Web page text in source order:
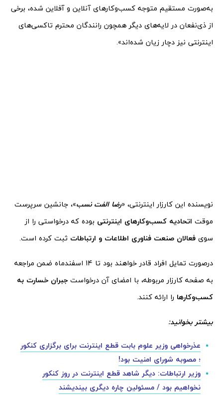
به‌صورت مستقیم متوجه کسب‌وکارهای آنلاین و آفلاین شده، برخی
از ذی‌نفعان در لایه‌های دیگر همچون رانندگان محترم تاکسی‌های
اینترنتی نیز دچار زیان شده‌اند».
نویسنده این کارزار اینترنتی، «رضا الفت نسب»، جانشین سرپرست
موقت اتحادیه کسب‌وکارهای اینترنتی بوده که درخواستی را از
سوی فعالان صنعت فناوری اطلاعات و ارتباطات ثبت کرده است.
درصورت تمایل افراد قادر خواهند بود تا 14 اسفند‌ماه ضمن مراجعه
به صفحه کارزار مربوطه، با امضای آن درخواست جبران خسارت به
کسب‌وکارها را ارائه کنند.
بیشتر بخوانید:
عذرخواهی وزیر علوم بابت قطع اینترنت برای برگزاری کنکور
؛ مصوبه شورای امنیت بود!
وزیر ارتباطات: دیگر شاهد قطع اینترنت در روز کنکور
نخواهیم بود / مسئولین چاره دیگری بیندیشند